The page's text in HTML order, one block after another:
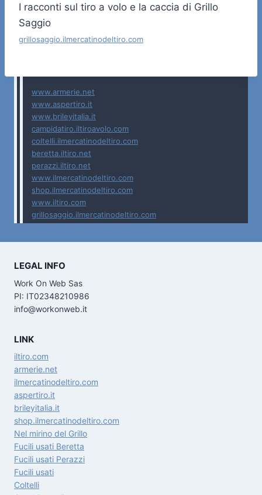
I racconti sul tiro a volo e la caccia di Grillo
Saggio
grillosaggio.ilmercatinodeltiro.com
www.armerie.net
www.aspertiro.it
www.brileyitalia.it
campidatiro.iltiroavolo.com
coltelli.ilmercatinodeltiro.com
beretta.iltiro.net
perazzi.iltiro.net
www.ilmercatinodeltiro.com
shop.ilmercatinodeltiro.com
www.iltiro.com
grillosaggio.ilmercatinodeltiro.com
LEGAL INFO
Work On Web Sas
PI: IT02348210986
info@workonweb.it
LINK
iltiro.com
armerie.net
ilmercatinodeltiro.com
aspertiro.it
brileyitalia.it
shop.ilmercatinodeltiro.com
Nel mirino del Grillo
Fucili usati Beretta
Fucili usati Perazzi
Fucili usati
Coltelli